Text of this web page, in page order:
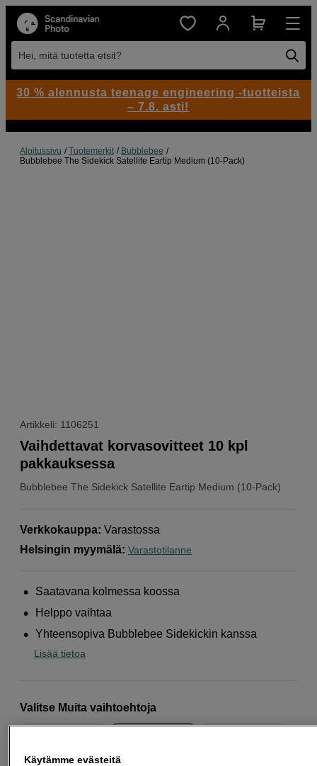
Hei, mitä tuotetta etsit?
Aloitussivu Tuotemerkit
Bubblebee
Bubblebee The Sidekick Satellite Eartip Medium (10-Pack)
Artikkeli: 1106251
Bubblebee The Sidekick Satellite Eartip Medium (10-Pack)
Vaihdettavat korvasovitteet 10 kpl
pakkauksessa
Verkkokauppa: Varastossa
Helsingin myymälä: Varastotilanne
Saatavana kolmessa koossa
Helppo vaihtaa
Yhteensopiva Bubblebee Sidekickin kanssa
Lisää tietoa
Valitse Muita vaihtoehtoja
30 % alennusta teenage engineering -tuotteista
– 7.8. asti!
Käytämme evästeitä